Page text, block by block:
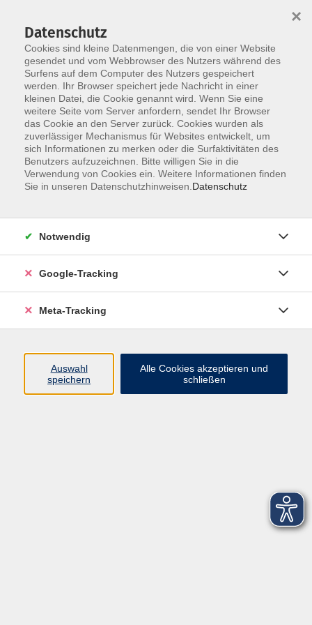
Skip to main content
Der Kurs konnte nicht gefunden werden.
Über uns
Datenschutz
Cookies sind kleine Datenmengen, die von einer Website
gesendet und vom Webbrowser des Nutzers während des
Surfens auf dem Computer des Nutzers gespeichert
werden. Ihr Browser speichert jede Nachricht in einer
kleinen Datei, die Cookie genannt wird. Wenn Sie eine
weitere Seite vom Server anfordern, sendet Ihr Browser
das Cookie an den Server zurück. Cookies wurden als
zuverlässiger Mechanismus für Websites entwickelt, um
sich Informationen zu merken oder die Surfaktivitäten des
Benutzers aufzuzeichnen. Bitte willigen Sie in die
Verwendung von Cookies ein. Weitere Informationen finden
Sie in unseren Datenschutzhinweisen. Datenschutz
×
Notwendig
Google-Tracking
Meta-Tracking
Auswahl
speichern
Alle Cookies akzeptieren und
schließen